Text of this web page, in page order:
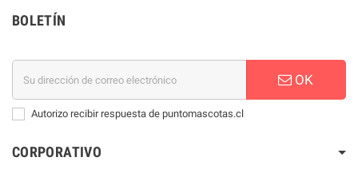
BOLETÍN
OK
Autorizo recibir respuesta de puntomascotas.cl
CORPORATIVO